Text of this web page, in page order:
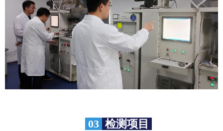
03 检测项目